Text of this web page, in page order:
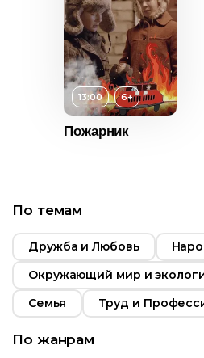
Индия
Страна Россия
2015
13:00 6+
Пожарник
По темам
Дружба и Любовь
Окружающий мир и
Семья
Труд и
По жанрам